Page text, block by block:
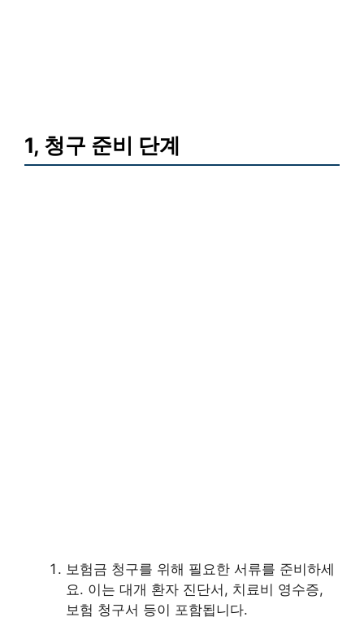
1, 청구 준비 단계
보험금 청구를 위해 필요한 서류를 준비하세
요. 이는 대개 환자 진단서, 치료비 영수증,
보험 청구서 등이 포함됩니다.